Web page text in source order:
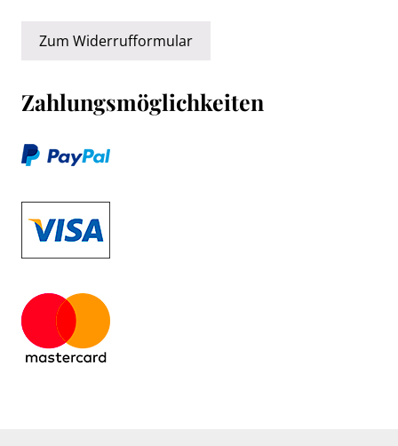
Zum Widerrufformular
Zahlungsmöglichkeiten